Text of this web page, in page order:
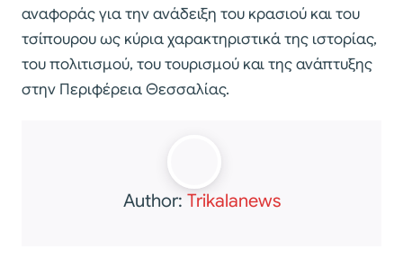
αναφοράς για την ανάδειξη του κρασιού και του
τσίπουρου ως κύρια χαρακτηριστικά της ιστορίας,
του πολιτισμού, του τουρισμού και της ανάπτυξης
στην Περιφέρεια Θεσσαλίας.
Author: Trikalanews